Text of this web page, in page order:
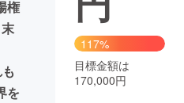
化
CAMPFIRE Creation
machi-ya コミュニティ
権
を
117%
目標金額は
170,000円